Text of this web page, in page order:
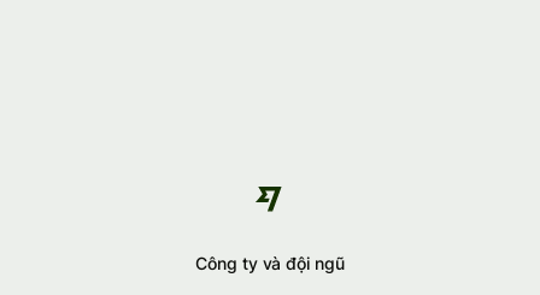
Công ty và đội ngũ